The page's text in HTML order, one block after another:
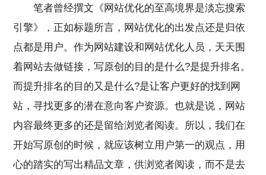
笔者曾经撰文《网站优化的至高境界是淡忘搜索
引擎》，正如标题所言，网站优化的出发点还是归依
点都是用户。作为网站建设和网站优化人员，天天围
着网站去做链接，写原创的目的是什么?是提升排名。
而提升排名的目的又是什么?是让客户更好的找到网
站，寻找更多的潜在意向客户资源。也就是说，网站
内容最终更多的还是留给浏览者阅读。所以，我们在
开始写原创的时候，就应该树立用户第一的观点，用
心的踏实的写出精品文章，供浏览者阅读，而不是去